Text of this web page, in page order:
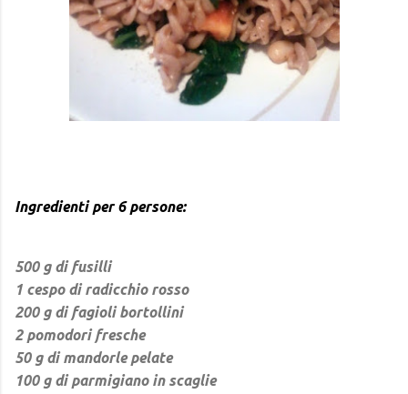
Ingredienti per 6 persone:
500 g di fusilli
1 cespo di radicchio rosso
200 g di fagioli bortollini
2 pomodori fresche
50 g di mandorle pelate
100 g di parmigiano in scaglie